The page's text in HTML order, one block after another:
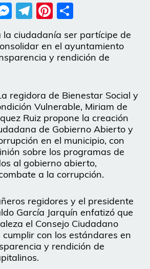
Messenger
Telegram
Pinterest
la ciudadanía ser partícipe de
en el ayuntamiento
y rendición de
regidora de Bienestar Social y
Vulnerable, Miriam de
Ruiz propone la creación
de Gobierno Abierto y
en el municipio, con
sobre los programas de
al gobierno abierto,
a la corrupción.
regidores y el presidente
García Jarquín enfatizó que
el Consejo Ciudadano
con los estándares en
y rendición de